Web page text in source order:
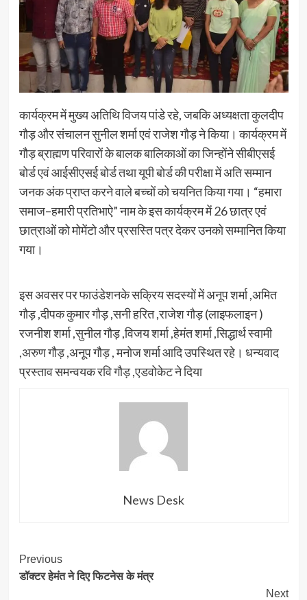
कार्यक्रम में मुख्य अतिथि विजय पांडे रहे, जबकि अध्यक्षता कुलदीप
गौड़ और संचालन सुनील शर्मा एवं राजेश गौड़ ने किया। कार्यक्रम में
गौड़ ब्राह्मण परिवारों के बालक बालिकाओं का जिन्होंने सीबीएसई
बोर्ड एवं आईसीएसई बोर्ड तथा यूपी बोर्ड की परीक्षा में अति सम्मान
जनक अंक प्राप्त करने वाले बच्चों को चयनित किया गया। “हमारा
समाज–हमारी प्रतिभाऐ” नाम के इस कार्यक्रम में 26 छात्र एवं
छात्राओं को मोमेंटो और प्रसस्ति पत्र देकर उनको सम्मानित किया
गया।
इस अवसर पर फाउंडेशनके सक्रिय सदस्यों में अनूप शर्मा ,अमित
गौड़ ,दीपक कुमार गौड़ ,सनी हरित ,राजेश गौड़ (लाइफलाइन )
रजनीश शर्मा ,सुनील गौड़ ,विजय शर्मा ,हेमंत शर्मा ,सिद्धार्थ स्वामी
,अरुण गौड़ ,अनूप गौड़ , मनोज शर्मा आदि उपस्थित रहे। धन्यवाद
प्रस्ताव समन्वयक रवि गौड़ ,एडवोकेट ने दिया
News Desk
Post
Navigation
Previous
डॉक्टर हेमंत ने दिए फिटनेस के मंत्र
Next